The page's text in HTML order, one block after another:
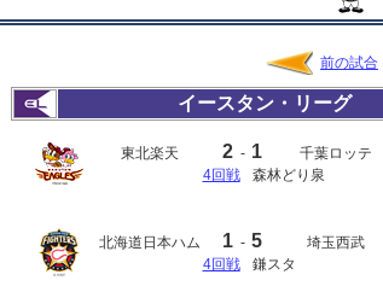
前の試合
イースタン・リーグ
東北楽天 2 - 1
千葉ロッテ
4回戦
森林どり泉
北海道日本ハム 1 - 5
埼玉西武
4回戦
鎌スタ